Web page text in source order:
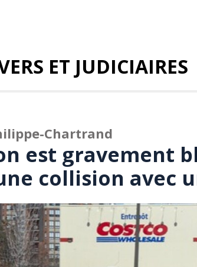
ET JUDICIAIRES
Chartrand
est gravement
collision avec